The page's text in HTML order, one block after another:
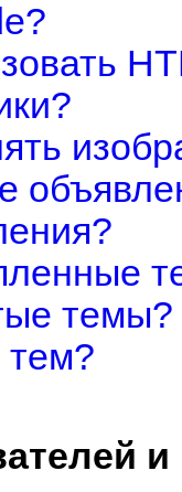
темы?
тем?